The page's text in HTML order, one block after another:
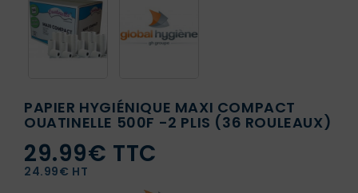
PAPIER HYGIÉNIQUE MAXI COMPACT
OUATINELLE 500F -2 PLIS (36 ROULEAUX)
29.99€ TTC
24.99€ HT